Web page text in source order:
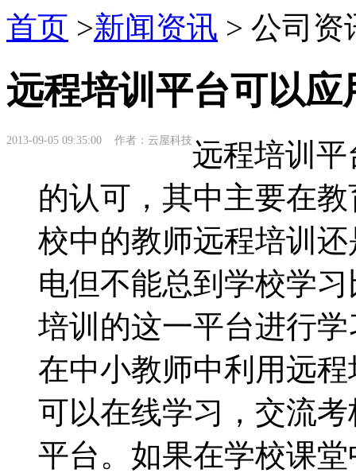
首页 >新闻资讯 > 公司资
远程培训平台可以应
2013-09-05 09:35:00 作者：云屋科技远程培训
的认可，其中主要在
校中的教师远程培训
电但不能总到学校学
培训的这一平台进行学
在中小教师中利用远
可以在线学习，交流
平台。如果在学校课